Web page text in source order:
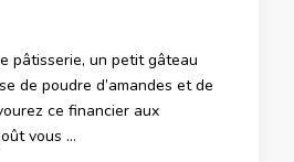
pâtisserie, un petit gâteau
de poudre d’amandes et de
ce financier aux
vous …